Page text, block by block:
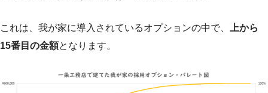
これは、我が家に導入されているオプションの中で、
上から
15番目の金額となります。